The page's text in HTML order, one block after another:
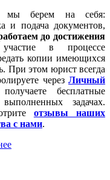
мы берем на себя:
и подача документов,
до достижения
в процессе
копии имеющихся
При этом юрист всегда
через Личный
бесплатные
задачах.
отзывы наших
с нами.